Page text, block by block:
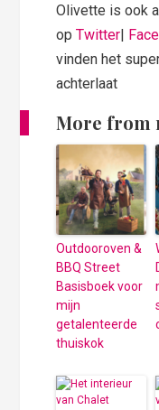
Olivette is ook
opTwitter|
vinden het
achterlaat
More from
Outdooroven &
BBQ Street
Basisboek voor
mijn
getalenteerde
thuiskok